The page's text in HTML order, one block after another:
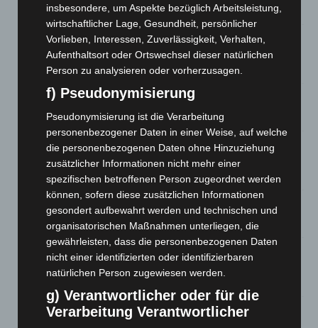
5. August 2026
Mann läuft mit Hockeyschläger über A7 – Polizei sucht
Zeugen
5. August 2026
Celle: Mensch stirbt bei Bagger-Unfall auf Baustelle
5. August 2026
Gasleitung bei McDonald’s-Umbau in Langenhagen
beschädigt
5. August 2026
Anklage nach Abschaltung von „Archetyp Market“ erhoben
3. August 2026
Hannover: Polizei stoppt 166 Trunkenheitsfahrten bei
Hannover Klassik Open Air 2026: Französische Oper im
insbesondere, um Aspekte bezüglich Arbeitsleistung,
wirtschaftlicher Lage, Gesundheit, persönlicher
Vorlieben, Interessen, Zuverlässigkeit, Verhalten,
Aufenthaltsort oder Ortswechsel dieser natürlichen
Person zu analysieren oder vorherzusagen.
f) Pseudonymisierung
Pseudonymisierung ist die Verarbeitung
personenbezogener Daten in einer Weise, auf welche
die personenbezogenen Daten ohne Hinzuziehung
zusätzlicher Informationen nicht mehr einer
spezifischen betroffenen Person zugeordnet werden
können, sofern diese zusätzlichen Informationen
gesondert aufbewahrt werden und technischen und
organisatorischen Maßnahmen unterliegen, die
gewährleisten, dass die personenbezogenen Daten
nicht einer identifizierten oder identifizierbaren
natürlichen Person zugewiesen werden.
g) Verantwortlicher oder für die
Verarbeitung Verantwortlicher